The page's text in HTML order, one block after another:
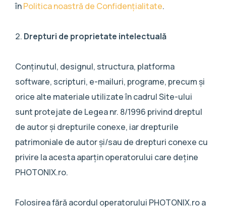
înPolitica noastră de Confidențialitate.
Drepturi de proprietate intelectuală
Conținutul, designul, structura, platforma
software, scripturi, e-mailuri, programe, precum şi
orice alte materiale utilizate în cadrul Site-ului
sunt protejate de Legea nr. 8/1996 privind dreptul
de autor şi drepturile conexe, iar drepturile
patrimoniale de autor și/sau de drepturi conexe cu
privire la acesta aparțin operatorului care deține
PHOTONIX.ro.
Folosirea fără acordul operatorului PHOTONIX.ro a